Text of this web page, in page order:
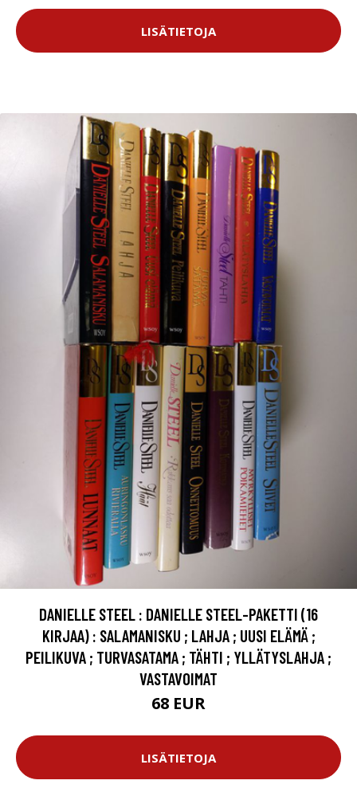
LISÄTIETOJA
DANIELLE STEEL : DANIELLE STEEL-PAKETTI (16
KIRJAA) : SALAMANISKU ; LAHJA ; UUSI ELÄMÄ ;
PEILIKUVA ; TURVASATAMA ; TÄHTI ; YLLÄTYSLAHJA ;
VASTAVOIMAT
68 EUR
LISÄTIETOJA